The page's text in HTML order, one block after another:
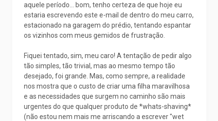
aquele período... bom, tenho certeza de que hoje eu
estaria escrevendo este e-mail de dentro do meu carro,
estacionado na garagem do prédio, tentando espantar
os vizinhos com meus gemidos de frustração.
Fiquei tentado, sim, meu caro! A tentação de pedir algo
tão simples, tão trivial, mas ao mesmo tempo tão
desejado, foi grande. Mas, como sempre, a realidade
nos mostra que o custo de criar uma filha maravilhosa
e as necessidades que surgem no caminho são mais
urgentes do que qualquer produto de *whats-shaving*
(não estou nem mais me arriscando a escrever "wet